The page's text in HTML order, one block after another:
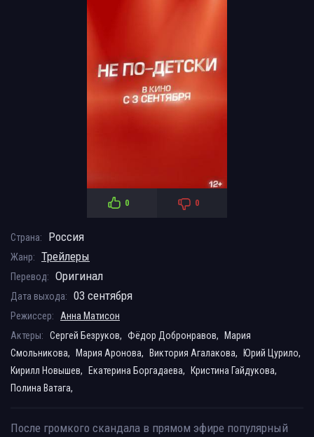
0 0
Страна: Россия
Жанр: Трейлеры
Перевод: Оригинал
Дата выхода: 03 сентября
Режиссер:
Анна Матисон
Актеры:
Сергей Безруков, Фёдор Добронравов,
Мария
Смольникова,
Мария Аронова, Виктория Агалакова,
Юрий Цурило,
Кирилл Новышев,
Екатерина Боргадаева,
Кристина Гайдукова,
Полина Ватага,
После громкого скандала в прямом эфире популярный